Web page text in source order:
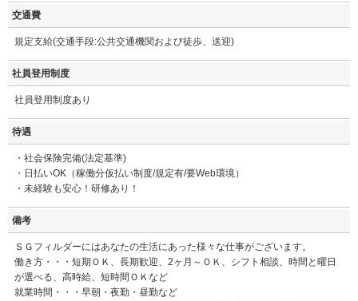
交通費
規定支給(交通手段:公共交通機関および徒歩、送迎)
社員登用制度
社員登用制度あり
待遇
・社会保険完備(法定基準)
・日払いOK（稼働分仮払い制度/規定有/要Web環境）
・未経験も安心！研修あり！
備考
ＳＧフィルダーにはあなたの生活にあった様々な仕事がございます。
働き方・・・短期ＯＫ、長期歓迎、2ヶ月～ＯＫ、シフト相談、時間と曜日
が選べる、高時給、短時間ＯＫなど
就業時間・・・早朝・夜勤・昼勤など